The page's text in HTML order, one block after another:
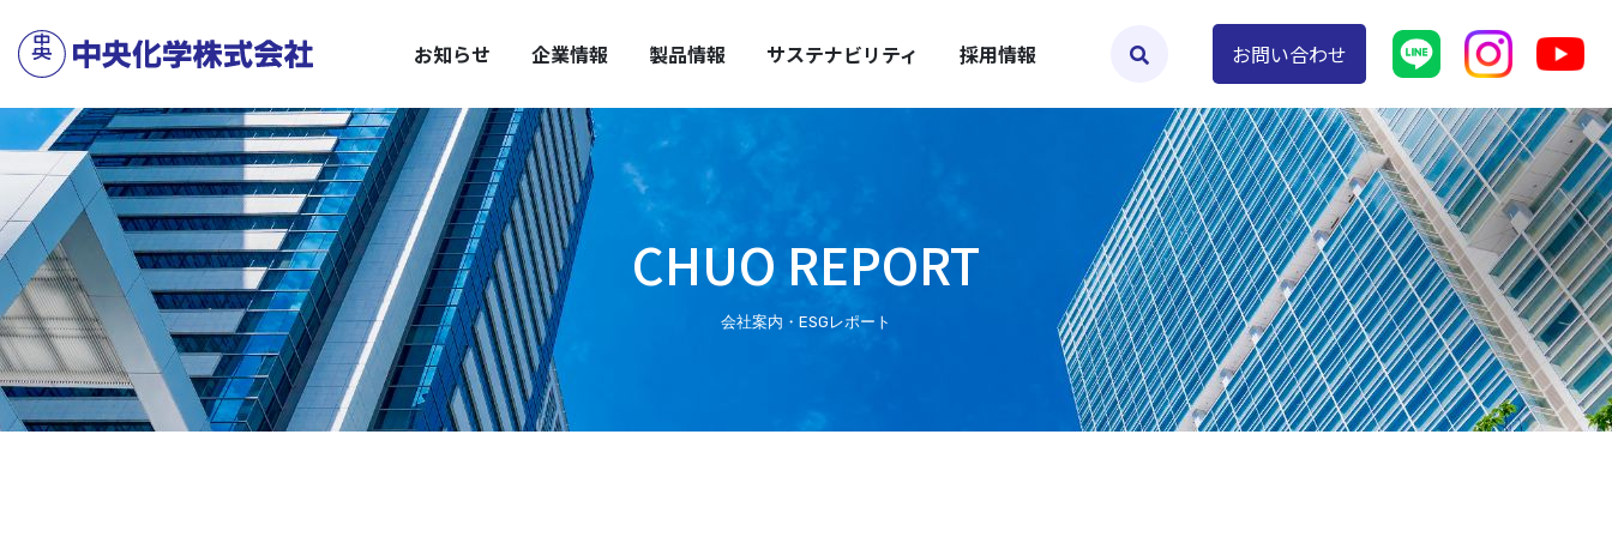
お知らせ 企業情報
CHUO REPORT 中期経営計画
製品情報
安全・安心の提供 取扱い上の注意 よくあるご質問
サステナビリティ 採用情報 お問い合わせ
CHUO REPORT
会社案内・ESGレポート